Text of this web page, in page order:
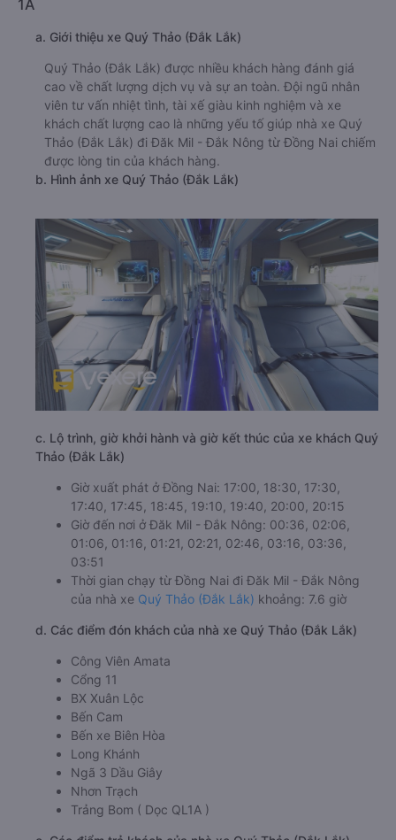
1A
a. Giới thiệu xe Quý Thảo (Đắk Lắk)
Quý Thảo (Đắk Lắk) được nhiều khách hàng đánh giá
cao về chất lượng dịch vụ và sự an toàn. Đội ngũ nhân
viên tư vấn nhiệt tình, tài xế giàu kinh nghiệm và xe
khách chất lượng cao là những yếu tố giúp nhà xe Quý
Thảo (Đắk Lắk) đi Đăk Mil - Đắk Nông từ Đồng Nai chiếm
được lòng tin của khách hàng.
b. Hình ảnh xe Quý Thảo (Đắk Lắk)
c. Lộ trình, giờ khởi hành và giờ kết thúc của xe khách Quý
Thảo (Đắk Lắk)
Giờ xuất phát ở Đồng Nai: 17:00, 18:30, 17:30,
17:40, 17:45, 18:45, 19:10, 19:40, 20:00, 20:15
Giờ đến nơi ở Đăk Mil - Đắk Nông: 00:36, 02:06,
01:06, 01:16, 01:21, 02:21, 02:46, 03:16, 03:36,
03:51
Thời gian chạy từ Đồng Nai đi Đăk Mil - Đắk Nông
của nhà xe Quý Thảo (Đắk Lắk) khoảng: 7.6 giờ
d. Các điểm đón khách của nhà xe Quý Thảo (Đắk Lắk)
Công Viên Amata
Cổng 11
BX Xuân Lộc
Bến Cam
Bến xe Biên Hòa
Long Khánh
Ngã 3 Dầu Giây
Nhơn Trạch
Trảng Bom ( Dọc QL1A )